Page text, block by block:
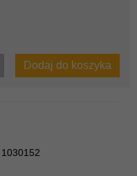
Dodaj do koszyka